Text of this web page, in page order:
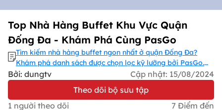
Top Nhà Hàng Buffet Khu Vực Quận
Đống Đa - Khám Phá Cùng PasGo
Tìm kiếm nhà hàng buffet ngon nhất ở quận Đống Đa?
Khám phá danh sách được chọn lọc kỹ lưỡng bởi PasGo.
Thưởng thức ẩm thực đa dạng, không gian thoải mái và
đến lý tưởng cho bữa tiệc buffet hoàn hảo!
Bởi: dungtv Cập nhật: 15/08/2024
Theo dõi bộ sưu tập
1 người theo dõi 7 Điểm đến